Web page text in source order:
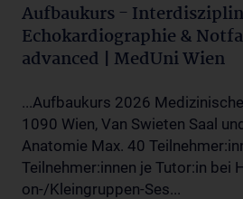
Aufbaukurs -
Echokardiographie &
advanced | MedUni Wien
...Aufbaukurs 2026
1090 Wien, Van Swieten Saal
Anatomie Max. 40
Teilnehmer:innen je Tutor:in bei
on-/Kleingruppen-Ses...